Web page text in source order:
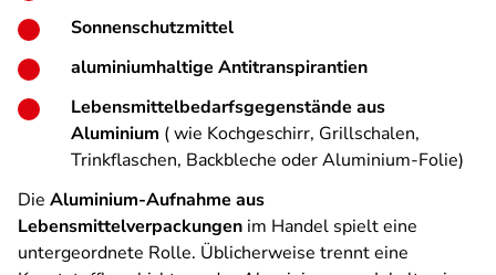
Sonnenschutzmittel
aluminiumhaltige Antitranspirantien
Lebensmittelbedarfsgegenstände aus
Aluminium ( wie Kochgeschirr, Grillschalen,
Trinkflaschen, Backbleche oder Aluminium-Folie)
Die Aluminium-Aufnahme aus
Lebensmittelverpackungen im Handel spielt eine
untergeordnete Rolle. Üblicherweise trennt eine